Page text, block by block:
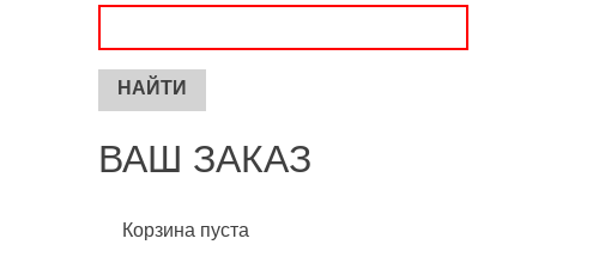
ВАШ ЗАКАЗ
Корзина пуста